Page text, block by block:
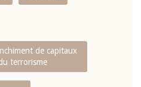
de capitaux
terrorisme